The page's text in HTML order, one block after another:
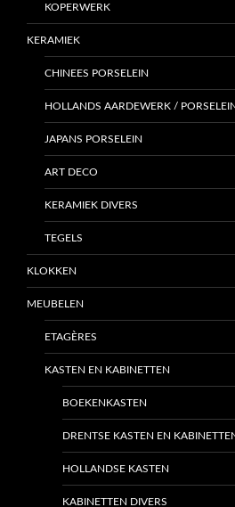
KOPERWERK
KERAMIEK
CHINEES PORSELEIN
HOLLANDS AARDEWERK /
JAPANS PORSELEIN
ART DECO
KERAMIEK DIVERS
TEGELS
KLOKKEN
MEUBELEN
ETAGÈRES
KASTEN EN KABINETTEN
BOEKENKASTEN
DRENTSE KASTEN EN
HOLLANDSE KASTEN
KABINETTEN DIVERS